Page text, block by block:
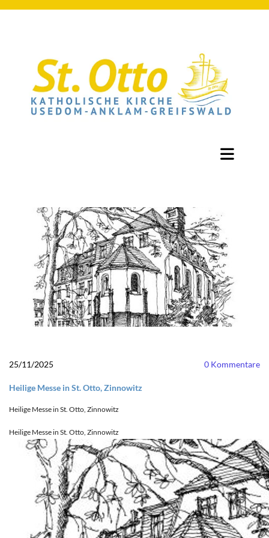
25/11/2025 0 Kommentare
Heilige Messe in St. Otto, Zinnowitz
Heilige Messe in St. Otto, Zinnowitz
Heilige Messe in St. Otto, Zinnowitz